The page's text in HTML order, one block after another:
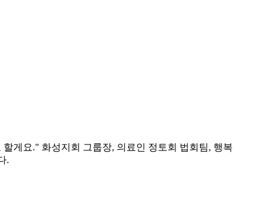
게요." 화성지회 그룹장, 의료인 정토회 법회팀, 행복
.